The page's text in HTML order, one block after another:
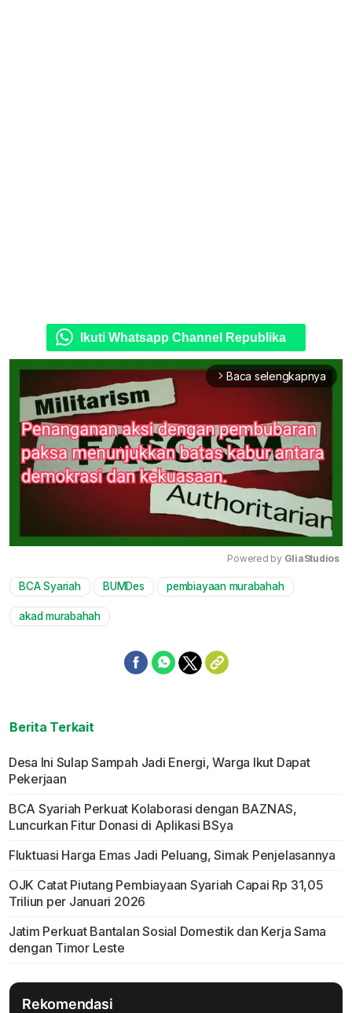
Ikuti Whatsapp Channel Republika
arrow_forward_ios Baca selengkapnya
Mute
Powered by GliaStudios
BCA Syariah BUMDes pembiayaan murabahah
akad murabahah
Berita Terkait
Desa Ini Sulap Sampah Jadi Energi, Warga Ikut Dapat
Pekerjaan
BCA Syariah Perkuat Kolaborasi dengan BAZNAS,
Luncurkan Fitur Donasi di Aplikasi BSya
Fluktuasi Harga Emas Jadi Peluang, Simak Penjelasannya
OJK Catat Piutang Pembiayaan Syariah Capai Rp 31,05
Triliun per Januari 2026
Jatim Perkuat Bantalan Sosial Domestik dan Kerja Sama
dengan Timor Leste
Rekomendasi